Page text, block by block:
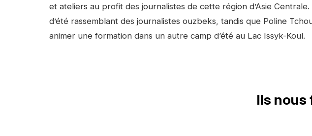
et ateliers au profit des journalistes de cette région d’Asie
d’été rassemblant des journalistes ouzbeks, tandis que Poline
animer une formation dans un autre camp d’été au Lac Issyk-Koul.
Ils